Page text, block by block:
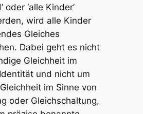
oder ‘alle Kinder’
wird alle Kinder
Gleiches
Dabei geht es nicht
Gleichheit im
und nicht um
im Sinne von
oder Gleichschaltung,